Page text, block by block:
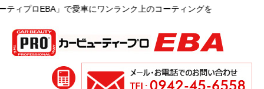
で愛車にワンランク上のコーティングを